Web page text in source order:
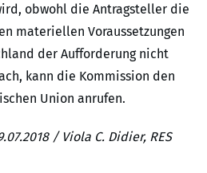
obwohl die Antragsteller die
materiellen Voraussetzungen
der Aufforderung nicht
kann die Kommission den
Union anrufen.
/ Viola C. Didier, RES